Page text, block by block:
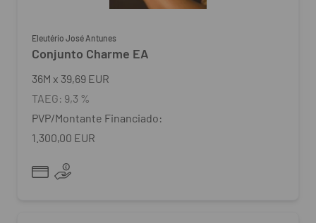
Eleutério José Antunes
Conjunto Charme EA
36M x 39,69 EUR
TAEG: 9,3 %
PVP/Montante Financiado:
1.300,00 EUR